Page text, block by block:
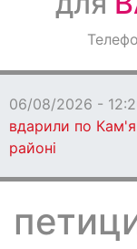
Оголошення